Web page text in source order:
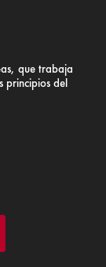
que trabaja
principios del